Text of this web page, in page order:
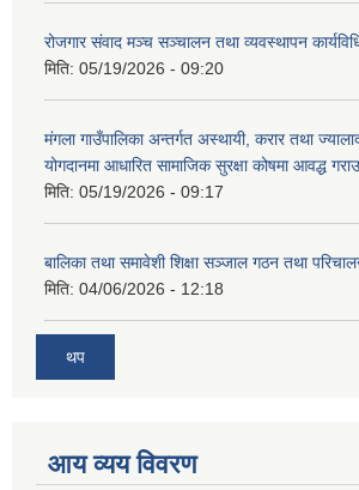
रोजगार संवाद मञ्च सञ्चालन तथा व्यवस्थापन
मिति: 05/19/2026 - 09:20
मंगला गाउँपालिका अन्तर्गत अस्थायी, करार तथा
योगदानमा आधारित सामाजिक सुरक्षा कोषमा आवद्ध
मिति: 05/19/2026 - 09:17
बालिका तथा समावेशी शिक्षा सञ्जाल गठन तथा
मिति: 04/06/2026 - 12:18
थप
आय व्यय विवरण